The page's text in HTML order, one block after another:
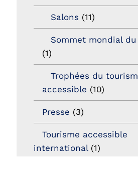
Salons (11)
Sommet mondial
(1)
Trophées du
accessible (10)
Presse (3)
Tourisme accessible
international(1)